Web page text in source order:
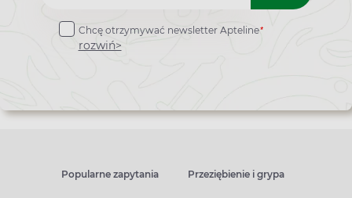
do
newslettera
Chcę otrzymywać newsletter Apteline*
rozwiń>
Popularne zapytania Przeziębienie i grypa